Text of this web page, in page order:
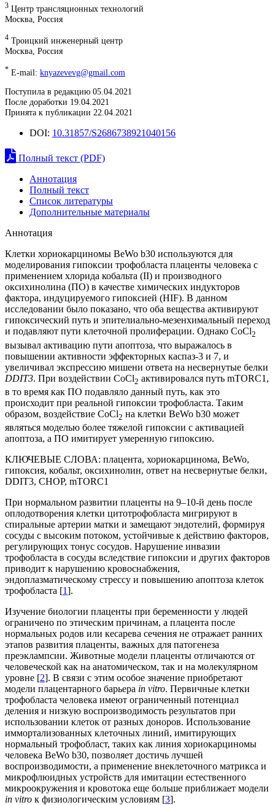
3 Центр трансляционных технологий
Москва, Россия
4 Троицкий инженерный центр
Москва, Россия
* E-mail: knyazevevg@gmail.com
Поступила в редакцию 05.04.2021
После доработки 19.04.2021
Принята к публикации 22.04.2021
DOI: 10.31857/S2686738921040156
Полный текст (PDF)
Аннотация
Полный текст
Список литературы
Дополнительные материалы
Аннотация
Клетки хориокарциномы BeWo b30 используются для
моделирования гипоксии трофобласта плаценты человека с
применением хлорида кобальта (II) и производного
оксихинолина (ПО) в качестве химических индукторов
фактора, индуцируемого гипоксией (HIF). В данном
исследовании было показано, что оба вещества активируют
гипоксический путь и эпителиально-мезенхимальный переход
и подавляют пути клеточной пролиферации. Однако CoCl2
вызывал активацию пути апоптоза, что выражалось в
повышении активности эффекторных каспаз-3 и 7, и
увеличивал экспрессию мишени ответа на несвернутые белки
DDIT3. При воздействии CoCl2 активировался путь mTORC1,
в то время как ПО подавляло данный путь, как это
происходит при реальной гипоксии трофобласта. Таким
образом, воздействие CoCl2 на клетки BeWo b30 может
являться моделью более тяжелой гипоксии с активацией
апоптоза, а ПО имитирует умеренную гипоксию.
КЛЮЧЕВЫЕ СЛОВА: плацента, хориокарцинома, BeWo,
гипоксия, кобальт, оксихинолин, ответ на несвернутые белки,
DDIT3, CHOP, mTORC1
При нормальном развитии плаценты на 9–10-й день после
оплодотворения клетки цитотрофобласта мигрируют в
спиральные артерии матки и замещают эндотелий, формируя
сосуды с высоким потоком, устойчивые к действию факторов,
регулирующих тонус сосудов. Нарушение инвазии
трофобласта в сосуды вследствие гипоксии и других факторов
приводит к нарушению кровоснабжения,
эндоплазматическому стрессу и повышению апоптоза клеток
трофобласта [1].
Изучение биологии плаценты при беременности у людей
ограничено по этическим причинам, а плацента после
нормальных родов или кесарева сечения не отражает ранних
этапов развития плаценты, важных для патогенеза
преэклампсии. Животные модели плаценты отличаются от
человеческой как на анатомическом, так и на молекулярном
уровне [2]. В связи с этим особое значение приобретают
модели плацентарного барьера in vitro. Первичные клетки
трофобласта человека имеют ограниченный потенциал
деления и низкую воспроизводимость результатов при
использовании клеток от разных доноров. Использование
иммортализованных клеточных линий, имитирующих
нормальный трофобласт, таких как линия хориокарциномы
человека BeWo b30, позволяет достичь лучшей
воспроизводимости, а применение внеклеточного матрикса и
микрофлюидных устройств для имитации естественного
микроокружения и кровотока еще больше приближает модели
in vitro к физиологическим условиям [3].